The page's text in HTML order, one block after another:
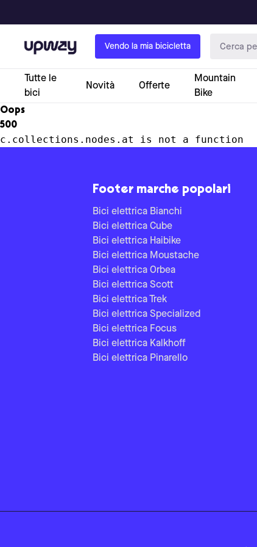
Upway Vendo la mia bicicletta
Tutte le
bici
Novità Offerte
Mountain
Bike
Oops
500
c.collections.nodes.at is not a function
Footer marche popolari
Bici elettrica Bianchi
Bici elettrica Cube
Bici elettrica Haibike
Bici elettrica Moustache
Bici elettrica Orbea
Bici elettrica Scott
Bici elettrica Trek
Bici elettrica Specialized
Bici elettrica Focus
Bici elettrica Kalkhoff
Bici elettrica Pinarello